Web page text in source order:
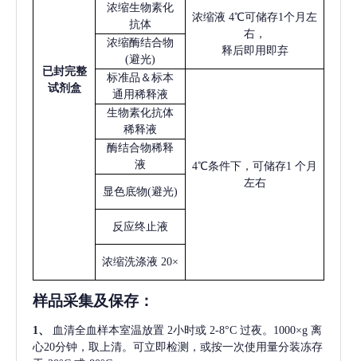
已封完整
试剂盒
浓缩生物素化
抗体
浓缩液 4℃可储存1个月左
右，
释后即用即弃
浓缩酶结合物
(避光)
标准品＆标本
通用稀释液
4℃条件下，可储存1 个月
左右
生物素化抗体
稀释液
酶结合物稀释
液
显色底物(避光)
反应终止液
浓缩洗涤液 20×
样品采集及保存 ：
1、 血清全血样本室温放置 2小时或 2-8°C 过夜。1000×g 离
心20分钟，取上清。可立即检测，或按一次使用量分装冻存